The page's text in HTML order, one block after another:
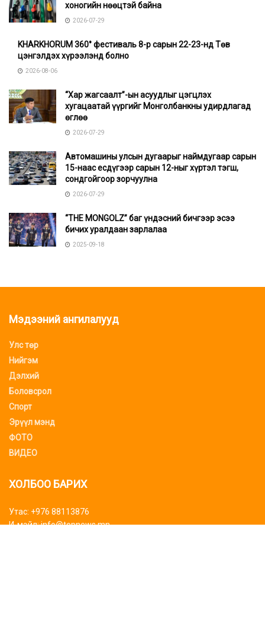
хоногийн нөөцтэй байна
2026-07-29
KHARKHORUM 360° фестиваль 8-р сарын 22-23-нд Төв
цэнгэлдэх хүрээлэнд болно
2026-08-06
“Хар жагсаалт”-ын асуудлыг цэгцлэх
хугацаатай үүргийг Монголбанкны удирдлагад
өглөө
2026-07-29
Автомашины улсын дугаарыг наймдугаар сарын
15-наас есдүгээр сарын 12-ныг хүртэл тэгш,
сондгойгоор зорчуулна
2026-07-29
“THE MONGOLZ” баг үндэсний бичгээр эсээ
бичих уралдаан зарлалаа
2025-09-18
Мэдээний ангилалууд
Улс төр
Нийгэм
Дэлхий
Боловсрол
Спорт
Эрүүл мэнд
ФОТО
ВИДЕО
ХОЛБОО БАРИХ
Утас: +976 88113876
И-мэйл: info@topnews.mn